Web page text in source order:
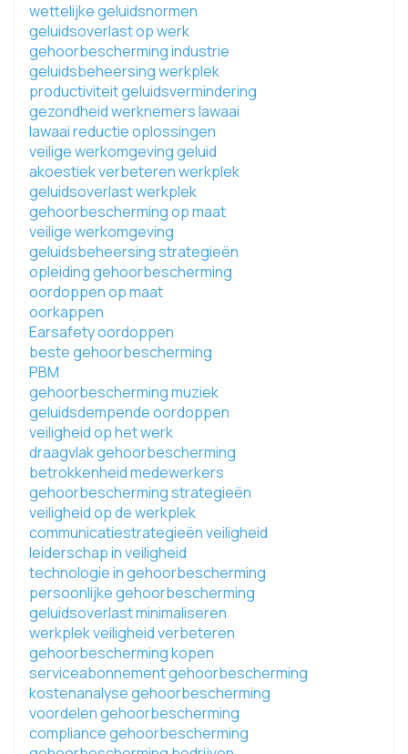
wettelijke geluidsnormen
geluidsoverlast op werk
gehoorbescherming industrie
geluidsbeheersing werkplek
productiviteit geluidsvermindering
gezondheid werknemers lawaai
lawaai reductie oplossingen
veilige werkomgeving geluid
akoestiek verbeteren werkplek
geluidsoverlast werkplek
gehoorbescherming op maat
veilige werkomgeving
geluidsbeheersing strategieën
opleiding gehoorbescherming
oordoppen op maat
oorkappen
Earsafety oordoppen
beste gehoorbescherming
PBM
gehoorbescherming muziek
geluidsdempende oordoppen
veiligheid op het werk
draagvlak gehoorbescherming
betrokkenheid medewerkers
gehoorbescherming strategieën
veiligheid op de werkplek
communicatiestrategieën veiligheid
leiderschap in veiligheid
technologie in gehoorbescherming
persoonlijke gehoorbescherming
geluidsoverlast minimaliseren
werkplek veiligheid verbeteren
gehoorbescherming kopen
serviceabonnement gehoorbescherming
kostenanalyse gehoorbescherming
voordelen gehoorbescherming
compliance gehoorbescherming